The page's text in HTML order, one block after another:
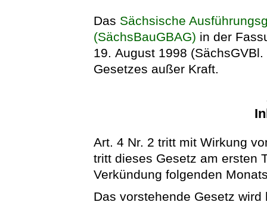
Das Sächsische
(SächsBauGBAG) in der
19. August 1998
Gesetzes außer Kraft.
Art. 4 Nr. 2 tritt mit Wirkung
tritt dieses Gesetz am ersten
Verkündung folgenden
Das vorstehende Gesetz